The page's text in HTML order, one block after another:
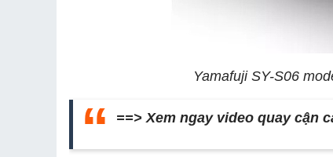
Yamafuji SY-S06
==> Xem ngay video quay cận